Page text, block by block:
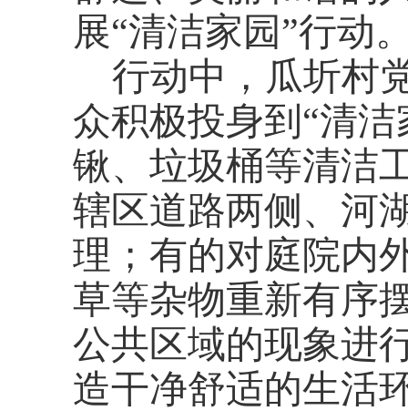
展“清洁家园”行动
行动中，瓜圻村
众积极投身到 “清
锹、垃圾桶等清洁
辖区道路两侧、河
理；有的对庭院内
草等杂物重新有序
公共区域的现象进
造干净舒适的生活